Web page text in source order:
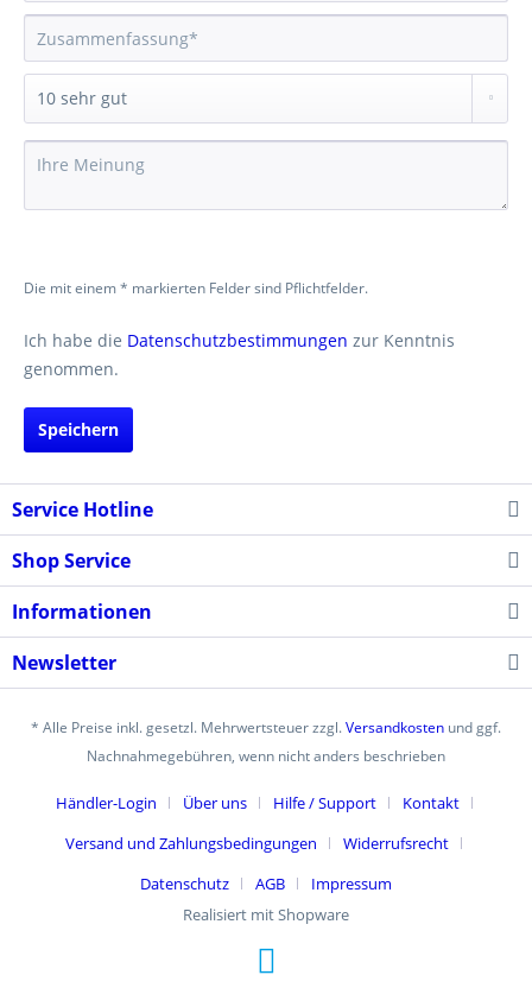
Die mit einem * markierten Felder sind Pflichtfelder.
Ich habe die Datenschutzbestimmungen zur Kenntnis
genommen.
Speichern
Service Hotline
Shop Service
Informationen
Newsletter
* Alle Preise inkl. gesetzl. Mehrwertsteuer zzgl.Versandkosten und ggf.
Nachnahmegebühren, wenn nicht anders beschrieben
Händler-Login Über uns Hilfe / Support
Kontakt
Versand und Zahlungsbedingungen
Widerrufsrecht
Datenschutz
AGB
Impressum
Realisiert mit Shopware